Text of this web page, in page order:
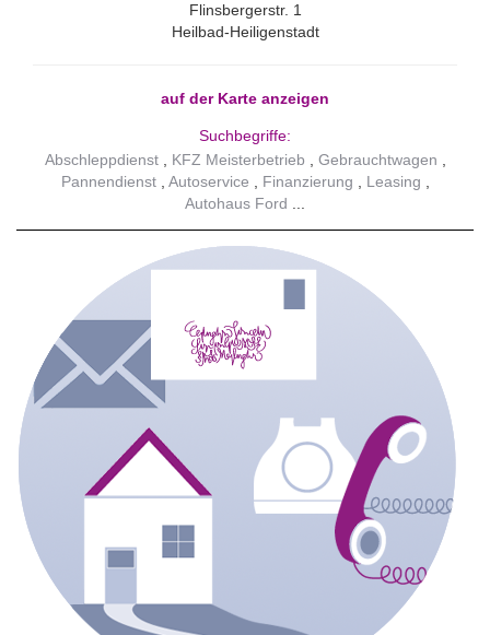
Flinsbergerstr. 1
Heilbad-Heiligenstadt
auf der Karte anzeigen
Suchbegriffe:
Abschleppdienst
KFZ Meisterbetrieb
Gebrauchtwagen
Pannendienst
Autoservice Finanzierung
Leasing
Autohaus Ford